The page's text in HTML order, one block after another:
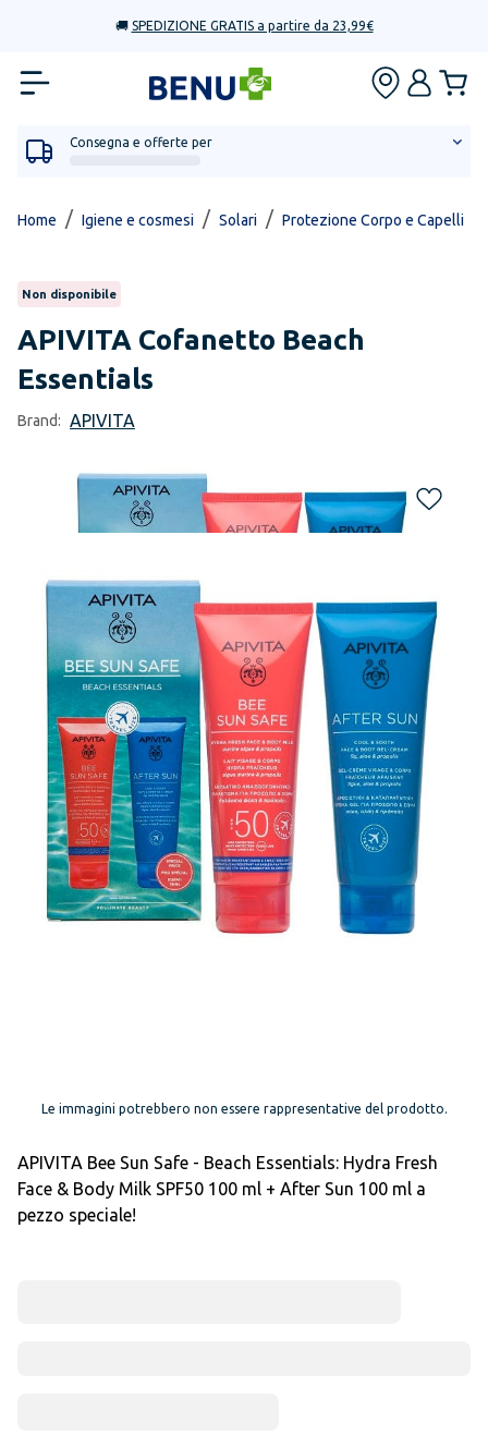
🚚 SPEDIZIONE GRATIS a partire da 23,99€
Consegna e offerte per
Home / Igiene e cosmesi / Solari / Protezione Corpo e Capelli
Non disponibile
APIVITA Cofanetto Beach
Essentials
Brand: APIVITA
Le immagini potrebbero non essere rappresentative del prodotto.
APIVITA Bee Sun Safe - Beach Essentials: Hydra Fresh
Face & Body Milk SPF50 100 ml + After Sun 100 ml a
pezzo speciale!